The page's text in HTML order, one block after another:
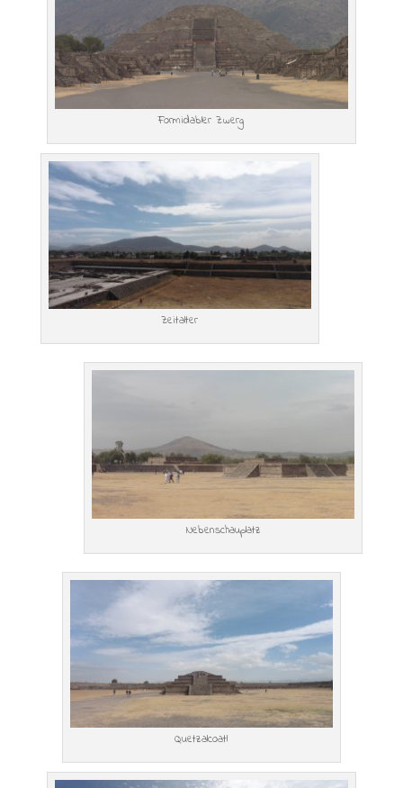
Formidabler Zwerg
Zeitalter
Nebenschauplatz
Quetzalcoatl